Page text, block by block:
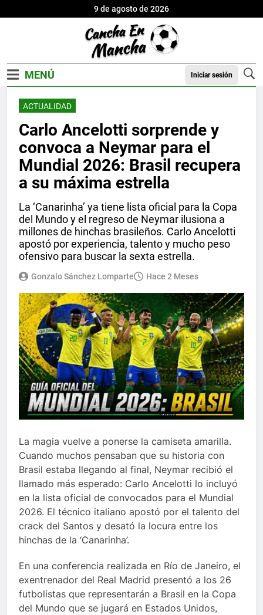
9 de agosto de 2026
Iniciar sesión
ACTUALIDAD
Carlo Ancelotti sorprende y
convoca a Neymar para el
Mundial 2026: Brasil recupera
a su máxima estrella
La ‘Canarinha’ ya tiene lista oficial para la Copa
del Mundo y el regreso de Neymar ilusiona a
millones de hinchas brasileños. Carlo Ancelotti
apostó por experiencia, talento y mucho peso
ofensivo para buscar la sexta estrella.
Gonzalo Sánchez Lomparte Hace 2 Meses
La magia vuelve a ponerse la camiseta amarilla.
Cuando muchos pensaban que su historia con
Brasil estaba llegando al final, Neymar recibió el
llamado más esperado: Carlo Ancelotti lo incluyó
en la lista oficial de convocados para el Mundial
2026. El técnico italiano apostó por el talento del
crack del Santos y desató la locura entre los
hinchas de la ‘Canarinha’.
En una conferencia realizada en Río de Janeiro, el
exentrenador del Real Madrid presentó a los 26
futbolistas que representarán a Brasil en la Copa
del Mundo que se jugará en Estados Unidos,